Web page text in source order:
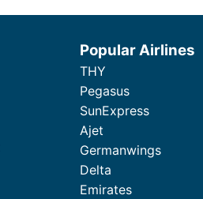
Popular Airlines
THY
Pegasus
SunExpress
Ajet
Germanwings
Delta
Emirates